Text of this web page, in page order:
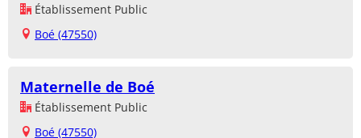
Établissement Public
Boé (47550)
Maternelle de Boé
Établissement Public
Boé (47550)